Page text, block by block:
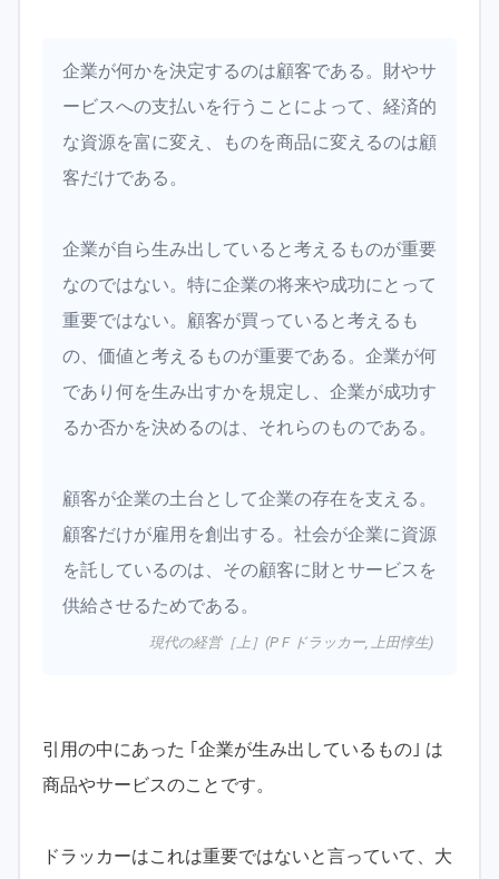
企業が何かを決定するのは顧客である。財やサ
ービスへの支払いを行うことによって、経済的
な資源を富に変え、ものを商品に変えるのは顧
客だけである。
企業が自ら生み出していると考えるものが重要
なのではない。特に企業の将来や成功にとって
重要ではない。顧客が買っていると考えるも
の、価値と考えるものが重要である。企業が何
であり何を生み出すかを規定し、企業が成功す
るか否かを決めるのは、それらのものである。
顧客が企業の土台として企業の存在を支える。
顧客だけが雇用を創出する。社会が企業に資源
を託しているのは、その顧客に財とサービスを
供給させるためである。
現代の経営［上］(P F ドラッカー, 上田惇生)
引用の中にあった ｢企業が生み出しているもの｣ は
商品やサービスのことです。
ドラッカーはこれは重要ではないと言っていて、大